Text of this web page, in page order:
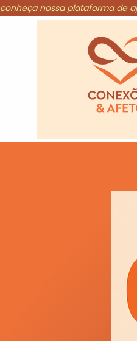
conheça nossa plataforma de